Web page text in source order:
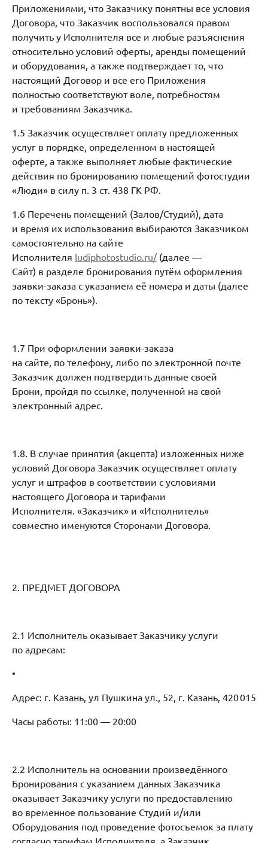
Приложениями, что Заказчику понятны все условия
Договора, что Заказчик воспользовался правом
получить у Исполнителя все и любые разъяснения
относительно условий оферты, аренды помещений
и оборудования, а также подтверждает то, что
настоящий Договор и все его Приложения
полностью соответствуют воле, потребностям
и требованиям Заказчика.
1.5 Заказчик осуществляет оплату предложенных
услуг в порядке, определенном в настоящей
оферте, а также выполняет любые фактические
действия по бронированию помещений фотостудии
«Люди» в силу п. 3 ст. 438 ГК РФ.
1.6 Перечень помещений (Залов/Студий), дата
и время их использования выбираются Заказчиком
самостоятельно на сайте
Исполнителя ludiphotostudio.ru/(далее —
Сайт) в разделе бронирования путём оформления
заявки-заказа с указанием её номера и даты (далее
по тексту «Бронь»).
1.7 При оформлении заявки-заказа
на сайте, по телефону, либо по электронной почте
Заказчик должен подтвердить данные своей
Брони, пройдя по ссылке, полученной на свой
электронный адрес.
1.8. В случае принятия (акцепта) изложенных ниже
условий Договора Заказчик осуществляет оплату
услуг и штрафов в соответствии с условиями
настоящего Договора и тарифами
Исполнителя. «Заказчик» и «Исполнитель»
совместно именуются Сторонами Договора.
2. ПРЕДМЕТ ДОГОВОРА
2.1 Исполнитель оказывает Заказчику услуги
по адресам:
•​
Адрес: г. Казань, ул Пушкина ул., 52, г. Казань, 420 015
Часы работы: 11:00 — 20:00
2.2 Исполнитель на основании произведённого
Бронирования с указанием данных Заказчика
оказывает Заказчику услуги по предоставлению
во временное пользование Студий и/или
Оборудования под проведение фотосъемок за плату
согласно тарифам Исполнителя, а Заказчик